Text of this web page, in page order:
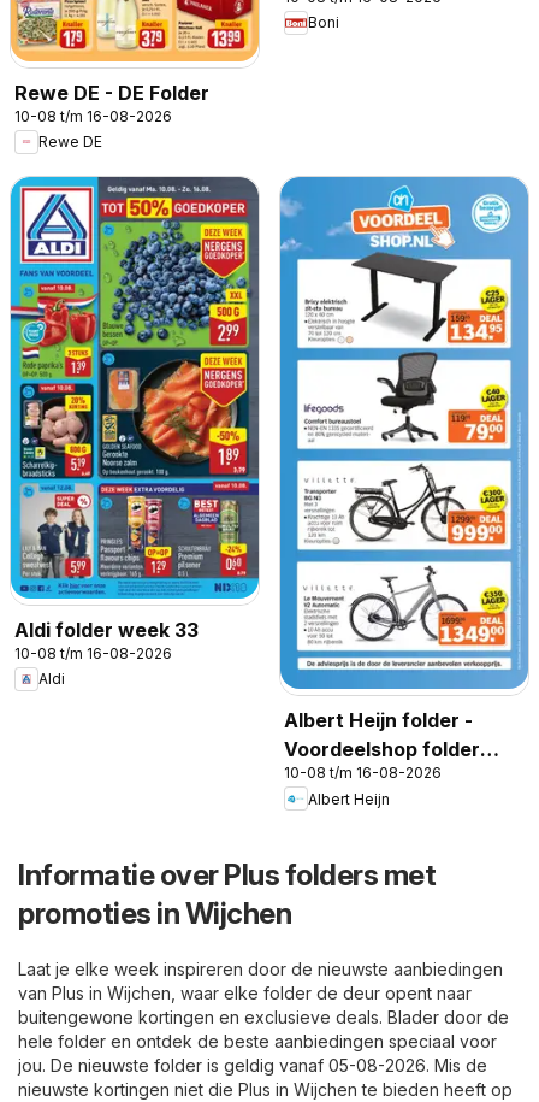
Rewe DE - DE Folder
10-08 t/m 16-08-2026
Rewe DE
Boni
Aldi folder week 33
10-08 t/m 16-08-2026
Aldi
Albert Heijn folder -
Voordeelshop folder
week 33
10-08 t/m 16-08-2026
Albert Heijn
Informatie over Plus folders met
promoties in Wijchen
Laat je elke week inspireren door de nieuwste aanbiedingen
van Plus in Wijchen, waar elke folder de deur opent naar
buitengewone kortingen en exclusieve deals. Blader door de
hele folder en ontdek de beste aanbiedingen speciaal voor
jou. De nieuwste folder is geldig vanaf 05-08-2026. Mis de
nieuwste kortingen niet die Plus in Wijchen te bieden heeft op